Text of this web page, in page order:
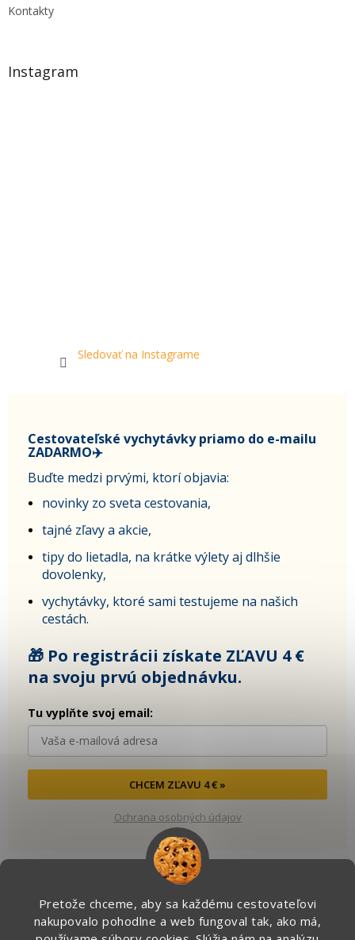
Pretože chceme, aby sa každému cestovateľovi
nakupovalo pohodlne a web fungoval tak, ako má,
Kontakty
Instagram
Sledovať na Instagrame
Cestovateľské vychytávky priamo do e-mailu
ZADARMO✈️
Buďte medzi prvými, ktorí objavia:
novinky zo sveta cestovania,
tajné zľavy a akcie,
tipy do lietadla, na krátke výlety aj dlhšie
dovolenky,
vychytávky, ktoré sami testujeme na našich
cestách.
🎁 Po registrácii získate ZĽAVU 4 €
na svoju prvú objednávku.
Tu vyplňte svoj email:
CHCEM ZĽAVU 4 € »
Ochrana osobných údajov
Kontakt